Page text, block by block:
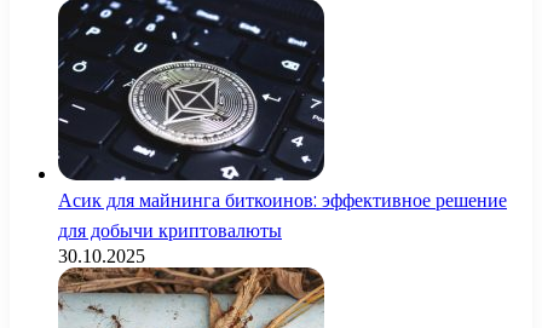
Асик для майнинга биткоинов: эффективное решение
для добычи криптовалюты
30.10.2025